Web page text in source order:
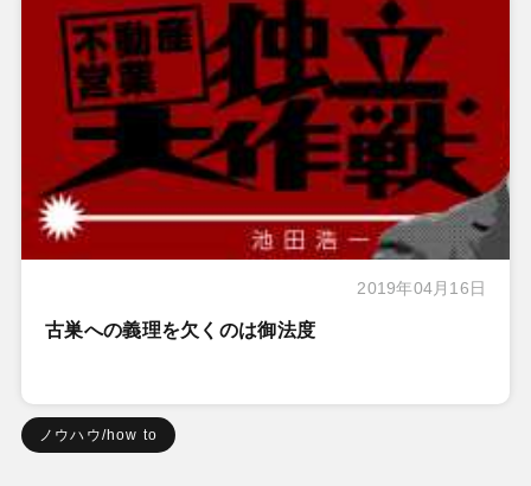
2019年04月16日
古巣への義理を欠くのは御法度
ノウハウ/how to